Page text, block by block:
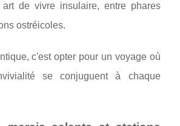
de vivre insulaire, entre phares
ostréicoles.
c'est opter pour un voyage où
se conjuguent à chaque